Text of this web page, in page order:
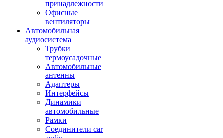
принадлежности
Офисные
вентиляторы
Автомобильная
аудиосистема
Трубки
термоусадочные
Автомобильные
антенны
Адаптеры
Интерфейсы
Динамики
автомобильные
Рамки
Соединители car